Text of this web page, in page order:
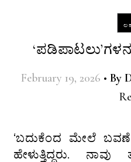
February 19, 2026 • By
‘ಬದುಕೆಂದ ಮೇಲೆ ಬವಣೆ ಇದ್ದಿದ್ದೇ’ ಎಂದು ನಮ್ಮಜ್ಜಿ
ಹೇಳುತ್ತಿದ್ದರು.